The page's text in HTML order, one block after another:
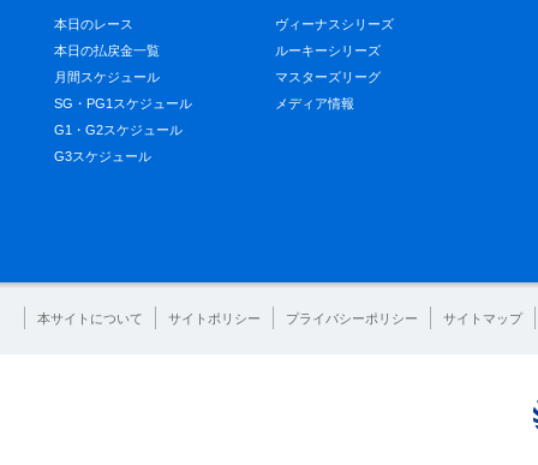
本日のレース
本日の払戻金一覧
月間スケジュール
SG・PG1スケジュール
G1・G2スケジュール
G3スケジュール
ヴィーナスシリーズ
ルーキーシリーズ
マスターズリーグ
メディア情報
本サイトについて サイトポリシー プライバシーポリシー サイトマップ